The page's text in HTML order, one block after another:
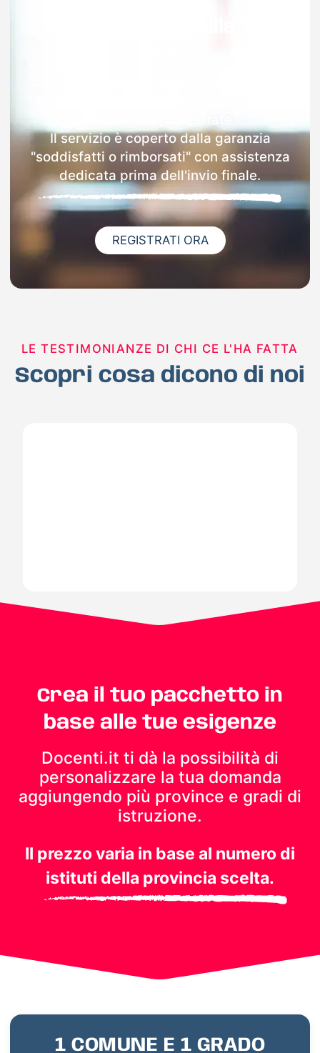
Il servizio è coperto dalla garanzia
"soddisfatti o rimborsati" con assistenza
dedicata prima dell'invio finale.
REGISTRATI ORA
LE TESTIMONIANZE DI CHI CE L'HA FATTA
Scopri cosa dicono di noi
Crea il tuo pacchetto in
base alle tue esigenze
Docenti.it ti dà la possibilità di
personalizzare la tua domanda
aggiungendo più province e gradi di
istruzione.
Il prezzo varia in base al numero di
istituti della provincia scelta.
1 COMUNE E 1 GRADO